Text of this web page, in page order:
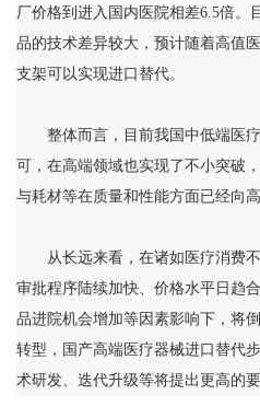
厂价格到进入国内医院相差6.5倍。
品的技术差异较大，预计随着高值
支架可以实现进口替代。
整体而言，目前我国中低端医疗
可，在高端领域也实现了不小突破
与耗材等在质量和性能方面已经向
从长远来看，在诸如医疗消费不
审批程序陆续加快、价格水平日趋
品进院机会增加等因素影响下，将
转型，国产高端医疗器械进口替代
术研发、迭代升级等将提出更高的要